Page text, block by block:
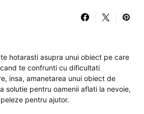
hotarasti asupra unui obiect pe care
te confrunti cu dificultati
insa, amanetarea unui obiect de
solutie pentru oamenii aflati la nevoie,
pentru ajutor.